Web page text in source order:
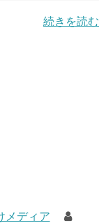
続きを読む
メディア